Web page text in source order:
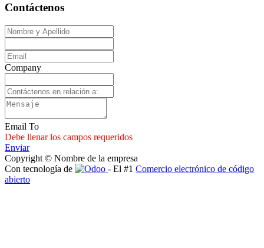
Contáctenos
Company
Email To
Debe llenar los campos requeridos
Enviar
Copyright © Nombre de la empresa
Con tecnología de
- El #1 Comercio electrónico de código
abierto